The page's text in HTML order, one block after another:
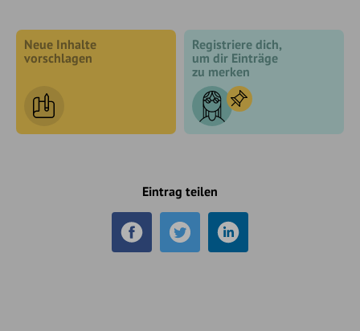
Neue Inhalte
vorschlagen
Registriere dich,
um dir Einträge
zu merken
Eintrag teilen